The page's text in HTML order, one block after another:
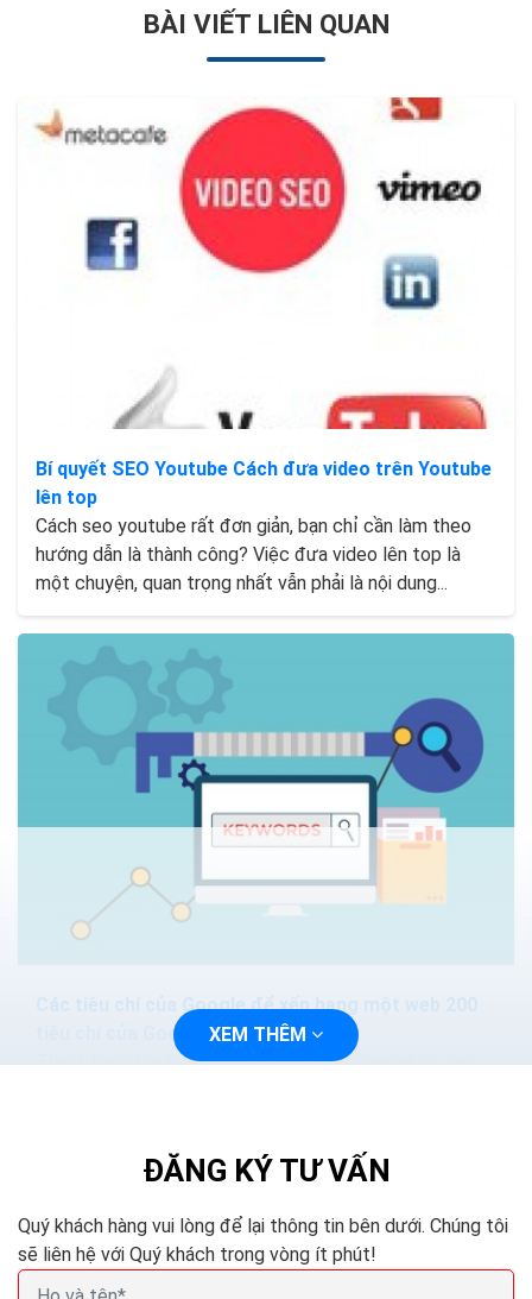
BÀI VIẾT LIÊN QUAN
Bí quyết SEO Youtube Cách đưa video trên Youtube
lên top
Cách seo youtube rất đơn giản, bạn chỉ cần làm theo
hướng dẫn là thành công? Việc đưa video lên top là
một chuyện, quan trọng nhất vẫn phải là nội dung...
Các tiêu chí của Google để xếp hạng một web 200
tiêu chí của Google
Thuật toán tìm kiếm của Google ngày càng phức tạp
XEM THÊM
ĐĂNG KÝ TƯ VẤN
Quý khách hàng vui lòng để lại thông tin bên dưới. Chúng tôi
sẽ liên hệ với Quý khách trong vòng ít phút!